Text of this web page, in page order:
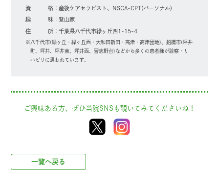
資格 産後ケアセラピスト、NSCA-CPT(パーソナル)
趣味 登山家
住所 千葉県八千代市緑ヶ丘西1-15-4
八千代市(緑ヶ丘・緑ヶ丘西・大和田新田・高津・高津団地)、船橋市(坪井
町、坪井、坪井東、坪井西、習志野台)などから多くの患者様が診察・リ
ハビリに通われています。
ご興味ある方、ぜひ当院SNSも覗いてみてくださいね！
一覧へ戻る